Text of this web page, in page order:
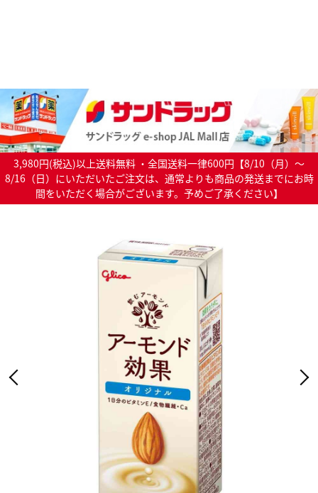
3,980円(税込)以上送料無料 ・全国送料一律600円【8/10（月）～
8/16（日）にいただいたご注文は、通常よりも商品の発送までにお時
間をいただく場合がございます。予めご了承ください】